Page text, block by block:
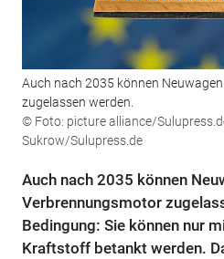
Auch nach 2035 können
zugelassen werden.
© Foto: picture alliance/
Sukrow/Sulupress.de
Auch nach 2035 können
Verbrennungsmotor
Bedingung: Sie können nur
Kraftstoff betankt werden.